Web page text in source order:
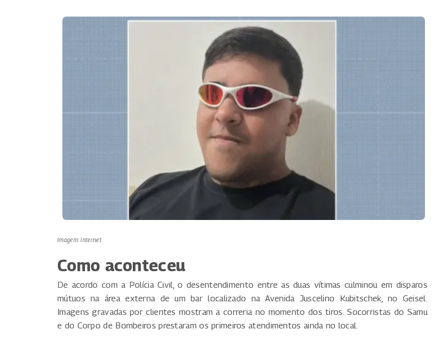
Imagem: Internet
Como aconteceu
De acordo com a Polícia Civil, o desentendimento entre as duas vítimas culminou em disparos
mútuos na área externa de um bar localizado na Avenida Juscelino Kubitschek, no Geisel.
Imagens gravadas por clientes mostram a correria no momento dos tiros. Socorristas do Samu
e do Corpo de Bombeiros prestaram os primeiros atendimentos ainda no local.